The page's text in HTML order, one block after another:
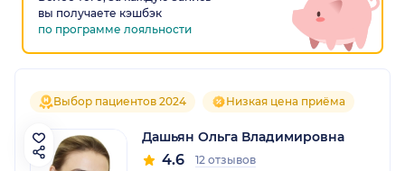
вы получаете кэшбэк
по программе лояльности
Выбор пациентов 2024 Низкая цена приёма
Дашьян Ольга Владимировна
4.6 12 отзывов